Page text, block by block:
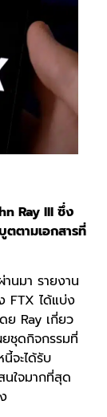
Ray III ซึ่ง
ตตามเอกสารที่
นมา รายงาน
FTX ได้แบ่ง
ย Ray เกี่ยว
ยชุดกิจกรรมที่
จะได้รับ
นใจมากที่สุด